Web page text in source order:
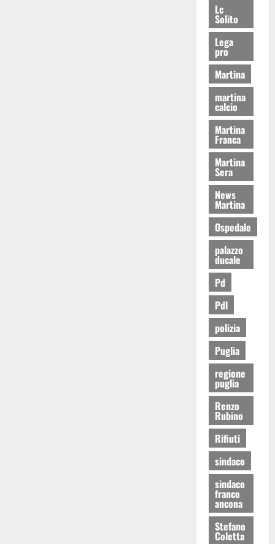
Lc
Solito
Lega
pro
Martina
martina
calcio
Martina
Franca
Martina
Sera
News
Martina
Ospedale
palazzo
ducale
Pd
Pdl
polizia
Puglia
regione
puglia
Renzo
Rubino
Rifiuti
sindaco
sindaco
franco
ancona
Stefano
Coletta